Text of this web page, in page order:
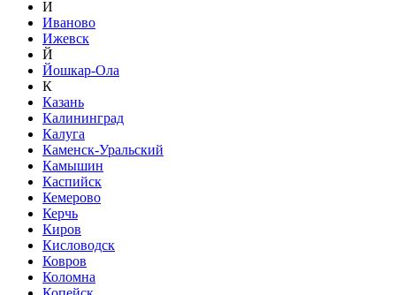
И
Иваново
Ижевск
Й
Йошкар-Ола
К
Казань
Калининград
Калуга
Каменск-Уральский
Камышин
Каспийск
Кемерово
Керчь
Киров
Кисловодск
Ковров
Коломна